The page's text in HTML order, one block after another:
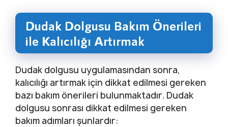
Dudak Dolgusu Bakım Önerileri
ile Kalıcılığı Artırmak
Dudak dolgusu uygulamasından sonra,
kalıcılığı artırmak için dikkat edilmesi gereken
bazı bakım önerileri bulunmaktadır. Dudak
dolgusu sonrası dikkat edilmesi gereken
bakım adımları şunlardır: